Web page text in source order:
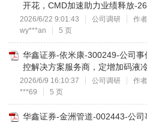
开花，CMD加速助力业绩释放-
2026/6/22 9:01:43 公司调研 作
wy***an
5 页
华鑫证券-依米康-300249-公司
控解决方案服务商，定增加码液
2026/6/9 16:10:37 公司调研 作
***69
5 页
华鑫证券-金洲管道-002443-公